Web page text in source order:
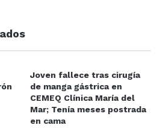
Joven fallece tras cirugía
de manga gástrica en
CEMEQ Clínica María del
Mar; Tenía meses postrada
en cama